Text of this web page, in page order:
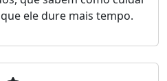
ele dure mais tempo.